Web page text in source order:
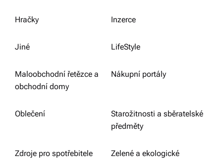
Hračky Inzerce
Jiné LifeStyle
Maloobchodní řetězce a
obchodní domy
Nákupní portály
Oblečení
Starožitnosti a sběratelské
předměty
Zdroje pro spotřebitele
Zelené a ekologické